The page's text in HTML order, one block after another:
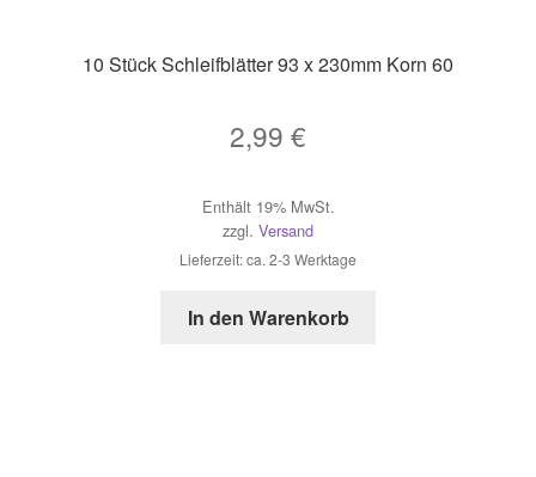
10 Stück Schleifblätter 93 x 230mm Korn 60
2,99 €
Enthält 19% MwSt.
zzgl. Versand
Lieferzeit: ca. 2-3 Werktage
In den Warenkorb